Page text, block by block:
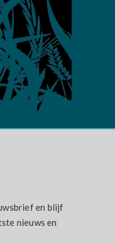
en blijf
nieuws en